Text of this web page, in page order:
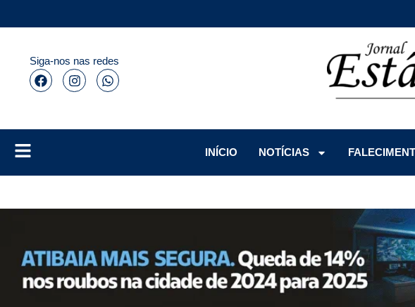
Siga-nos nas redes
INÍCIO
NOTÍCIAS